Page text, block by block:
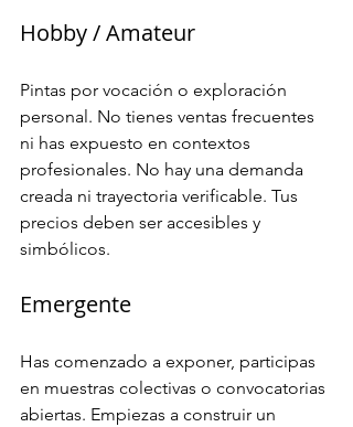
Hobby / Amateur
Pintas por vocación o exploración
personal. No tienes ventas frecuentes
ni has expuesto en contextos
profesionales. No hay una demanda
creada ni trayectoria verificable. Tus
precios deben ser accesibles y
simbólicos.
Emergente
Has comenzado a exponer, participas
en muestras colectivas o convocatorias
abiertas. Empiezas a construir un